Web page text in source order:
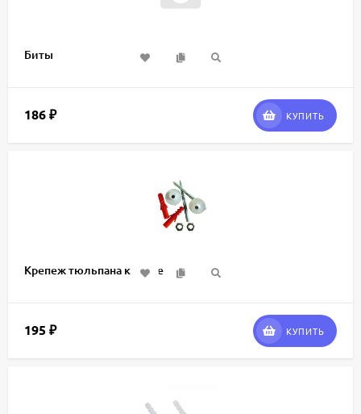
Биты
186 ₽ КУПИТЬ
Крепеж тюльпана к стене
195 ₽ КУПИТЬ